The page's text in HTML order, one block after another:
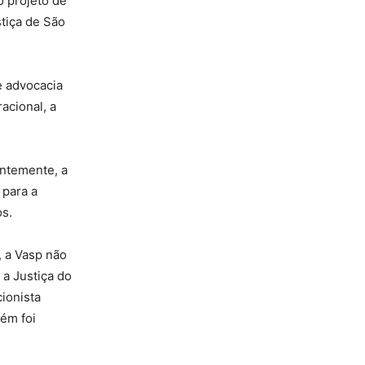
de São
advocacia
a
a
a
Vasp não
Justiça do
foi